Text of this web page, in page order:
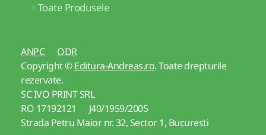
Toate Produsele
ANPC
ODR
Copyright ©Editura-Andreas.ro. Toate drepturile
rezervate.
SC IVO PRINT SRL
RO 17192121 J40/1959/2005
Strada Petru Maior nr. 32, Sector 1, Bucuresti